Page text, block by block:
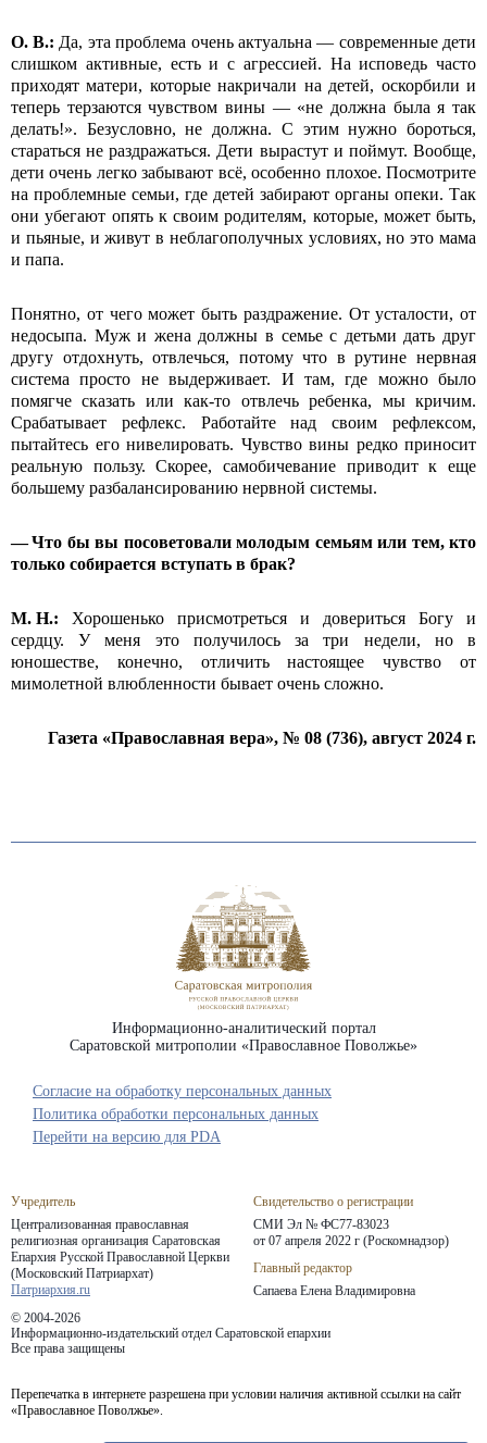
О. В.: Да, эта проблема очень актуальна — современные дети
слишком активные, есть и с агрессией. На исповедь часто
приходят матери, которые накричали на детей, оскорбили и
теперь терзаются чувством вины — «не должна была я так
делать!». Безусловно, не должна. С этим нужно бороться,
стараться не раздражаться. Дети вырастут и поймут. Вообще,
дети очень легко забывают всё, особенно плохое. Посмотрите
на проблемные семьи, где детей забирают органы опеки. Так
они убегают опять к своим родителям, которые, может быть,
и пьяные, и живут в неблагополучных условиях, но это мама
и папа.
Понятно, от чего может быть раздражение. От усталости, от
недосыпа. Муж и жена должны в семье с детьми дать друг
другу отдохнуть, отвлечься, потому что в рутине нервная
система просто не выдерживает. И там, где можно было
помягче сказать или как-то отвлечь ребенка, мы кричим.
Срабатывает рефлекс. Работайте над своим рефлексом,
пытайтесь его нивелировать. Чувство вины редко приносит
реальную пользу. Скорее, самобичевание приводит к еще
большему разбалансированию нервной системы.
— Что бы вы посоветовали молодым семьям или тем, кто
только собирается вступать в брак?
М. Н.: Хорошенько присмотреться и довериться Богу и
сердцу. У меня это получилось за три недели, но в
юношестве, конечно, отличить настоящее чувство от
мимолетной влюбленности бывает очень сложно.
Газета «Православная вера», № 08 (736), август 2024 г.
Информационно-аналитический портал
Саратовской митрополии «Православное Поволжье»
Учредитель
Централизованная православная
религиозная организация Саратовская
Епархия Русской Православной Церкви
(Московский Патриархат)
Патриархия.ru
Свидетельство о регистрации
СМИ Эл № ФС77-83023
от 07 апреля 2022 г (Роскомнадзор)
Главный редактор
Сапаева Елена Владимировна
© 2004-2026
Информационно-издательский отдел Саратовской епархии
Все права защищены
Согласие на обработку персональных данных
Политика обработки персональных данных
Перепечатка в интернете разрешена при условии наличия активной ссылки на сайт
«Православное Поволжье».
Перейти на версию для PDA